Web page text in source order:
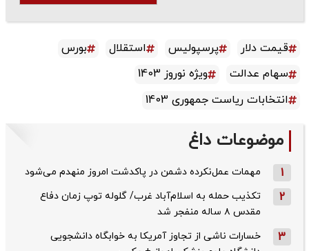
قیمت دلار پرسپولیس استقلال
بورس
سهام عدالت
ویژه نوروز 1403
انتخابات ریاست جمهوری 1403
موضوعات داغ
1 مهمات عمل‌نکرده دشمن در پاکدشت امروز منهدم می‌شود
2
تکذیب حمله به اسلام‌آباد غرب/ گلوله توپ زمان دفاع
مقدس ۸ ساله منفجر شد
3
خسارات ناشی از تجاوز آمریکا به خوابگاه دانشجویی